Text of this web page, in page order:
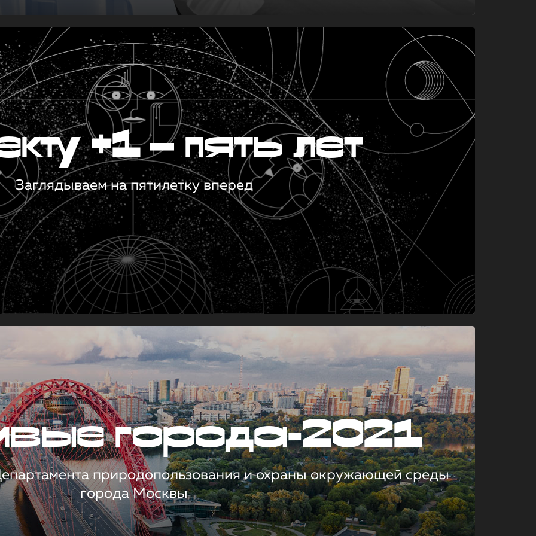
+1 — пять лет
Заглядываем на пятилетку вперед
города-2021
природопользования и охраны окружающей среды
города Москвы